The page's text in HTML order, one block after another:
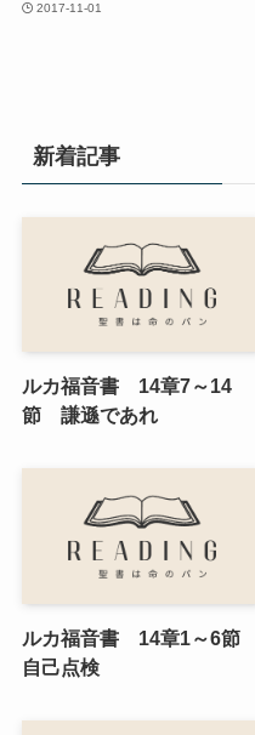
2017-11-01
新着記事
ルカ福音書 14章7～14
節 謙遜であれ
ルカ福音書 14章1～6節
自己点検